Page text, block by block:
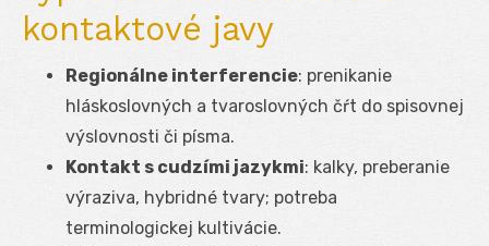
kontaktové javy
Regionálne interferencie: prenikanie
hláskoslovných a tvaroslovných čŕt do spisovnej
výslovnosti či písma.
Kontakt s cudzími jazykmi: kalky, preberanie
výraziva, hybridné tvary; potreba
terminologickej kultivácie.